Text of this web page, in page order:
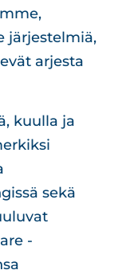
järjestelmiä,
arjesta
kuulla ja
sekä
-